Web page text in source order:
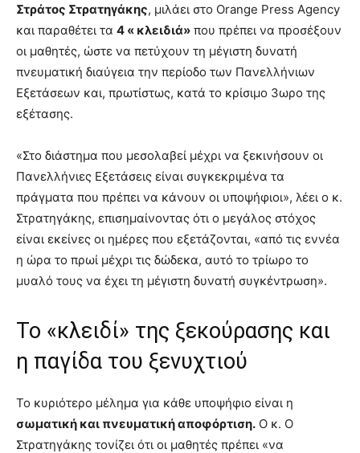
Στράτος Στρατηγάκης, μιλάει στο Orange Press Agency
και παραθέτει τα 4 « κλειδιά» που πρέπει να προσέξουν
οι μαθητές, ώστε να πετύχουν τη μέγιστη δυνατή
πνευματική διαύγεια την περίοδο των Πανελλήνιων
Εξετάσεων και, πρωτίστως, κατά το κρίσιμο 3ωρο της
εξέτασης.
«Στο διάστημα που μεσολαβεί μέχρι να ξεκινήσουν οι
Πανελλήνιες Εξετάσεις είναι συγκεκριμένα τα
πράγματα που πρέπει να κάνουν οι υποψήφιοι», λέει ο κ.
Στρατηγάκης, επισημαίνοντας ότι ο μεγάλος στόχος
είναι εκείνες οι ημέρες που εξετάζονται, «από τις εννέα
η ώρα το πρωί μέχρι τις δώδεκα, αυτό το τρίωρο το
μυαλό τους να έχει τη μέγιστη δυνατή συγκέντρωση».
Το «κλειδί» της ξεκούρασης και
η παγίδα του ξενυχτιού
Το κυριότερο μέλημα για κάθε υποψήφιο είναι η
σωματική και πνευματική αποφόρτιση. Ο κ. Ο
Στρατηγάκης τονίζει ότι οι μαθητές πρέπει «να